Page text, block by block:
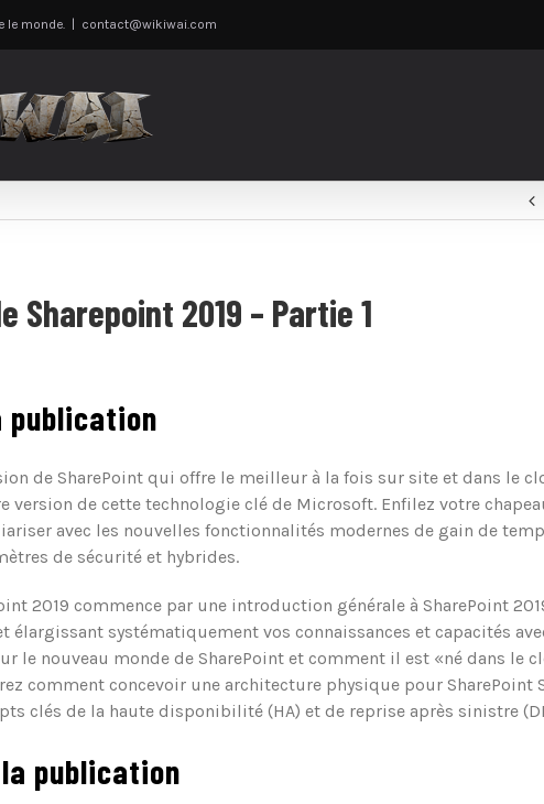
le monde. contact@wikiwai.com
Sharepoint 2019 – Partie 1
publication
de SharePoint qui offre le meilleur à la fois sur site et dans le
version de cette technologie clé de Microsoft. Enfilez votre
avec les nouvelles fonctionnalités modernes de gain de
de sécurité et hybrides.
2019 commence par une introduction générale à SharePoint
élargissant systématiquement vos connaissances et capacités
le nouveau monde de SharePoint et comment il est «né dans le
comment concevoir une architecture physique pour SharePoint
clés de la haute disponibilité (HA) et de reprise après sinistre
publication